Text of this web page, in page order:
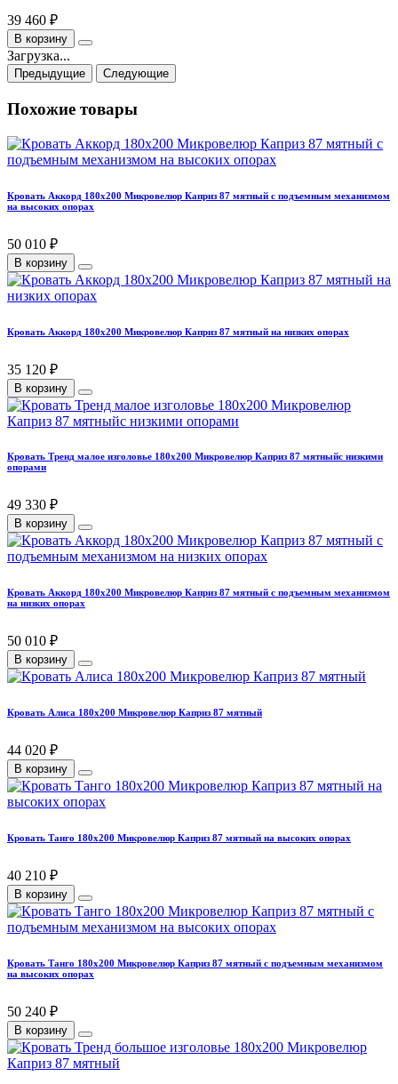
39 460 ₽
В корзину
Загрузка...
Предыдущие Следующие
Похожие товары
Кровать Аккорд 180х200 Микровелюр Каприз 87 мятный с подъемным механизмом
на высоких опорах
50 010 ₽
В корзину
Кровать Аккорд 180х200 Микровелюр Каприз 87 мятный на низких опорах
35 120 ₽
В корзину
Кровать Тренд малое изголовье 180х200 Микровелюр Каприз 87 мятныйс низкими
опорами
49 330 ₽
В корзину
Кровать Аккорд 180х200 Микровелюр Каприз 87 мятный с подъемным механизмом
на низких опорах
50 010 ₽
В корзину
Кровать Алиса 180х200 Микровелюр Каприз 87 мятный
44 020 ₽
В корзину
Кровать Танго 180х200 Микровелюр Каприз 87 мятный на высоких опорах
40 210 ₽
В корзину
Кровать Танго 180х200 Микровелюр Каприз 87 мятный с подъемным механизмом
на высоких опорах
50 240 ₽
В корзину